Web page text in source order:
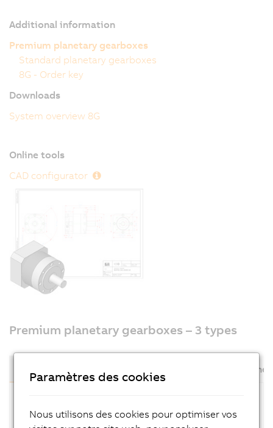
Additional information
Premium planetary gearboxes
Standard planetary gearboxes
8G - Order key
Downloads
System overview 8G
Online tools
CAD configurator
Premium planetary gearboxes – 3 types
With output shaft Angular
Paramètres des cookies
Nous utilisons des cookies pour optimiser vos